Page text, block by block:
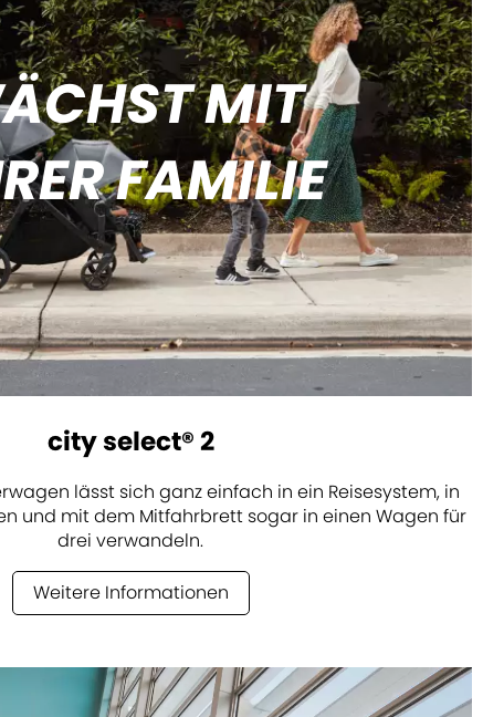
MIT
FAMILIE
city select® 2
lässt sich ganz einfach in ein Reisesystem, in
und mit dem Mitfahrbrett sogar in einen Wagen für
drei verwandeln.
Weitere Informationen